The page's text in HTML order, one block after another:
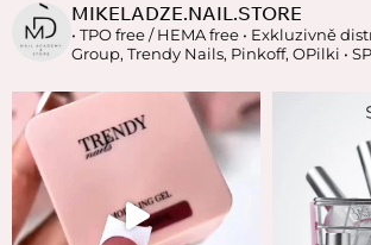
MIKELADZE.NAIL.STORE
• TPO free / HEMA free • Exkluzivně
Group, Trendy Nails, Pinkoff, OPilki •